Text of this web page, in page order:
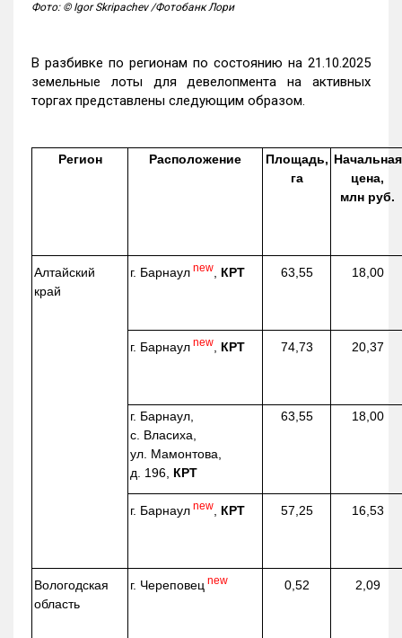
Фото: © Igor Skripachev /Фотобанк Лори
В разбивке по регионам по состоянию на 21.10.2025
земельные лоты для девелопмента на активных
торгах представлены следующим образом.
Регион Расположение
Площадь,
га
Начальная
цена,
млн руб.
Алтайский
край
г. Барнаул new КРТ 63,55 18,00
г. Барнаул new КРТ 74,73 20,37
г. Барнаул,
с. Власиха,
ул. Мамонтова,
д. 196, КРТ
63,55 18,00
г. Барнаул new КРТ 57,25 16,53
Вологодская
область
г. Череповец new 0,52 2,09